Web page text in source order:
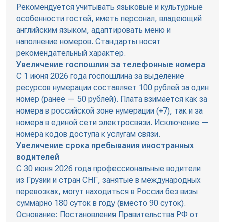
Рекомендуется учитывать языковые и культурные
особенности гостей, иметь персонал, владеющий
английским языком, адаптировать меню и
наполнение номеров. Стандарты носят
рекомендательный характер.
Увеличение госпошлин за телефонные номера
С 1 июня 2026 года госпошлина за выделение
ресурсов нумерации составляет 100 рублей за один
номер (ранее — 50 рублей). Плата взимается как за
номера в российской зоне нумерации (+7), так и за
номера в единой сети электросвязи. Исключение —
номера кодов доступа к услугам связи.
Увеличение срока пребывания иностранных
водителей
С 30 июня 2026 года профессиональные водители
из Грузии и стран СНГ, занятые в международных
перевозках, могут находиться в России без визы
суммарно 180 суток в году (вместо 90 суток).
Основание: Постановления Правительства РФ от